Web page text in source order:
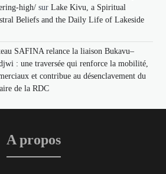
high/ surLake Kivu, a Spiritual
Beliefs and the Daily Life of Lakeside
SAFINA relance la liaison Bukavu–
: une traversée qui renforce la mobilité,
et contribue au désenclavement du
de la RDC
A propos